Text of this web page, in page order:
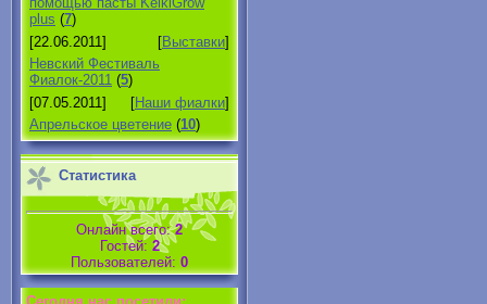
plus (7)
[22.06.2011]
[Выставки]
Невский Фестиваль
Фиалок-2011 (5)
[07.05.2011]
[Наши фиалки]
Апрельское цветение (10)
Статистика
Онлайн всего:2
Гостей: 2
Пользователей: 0